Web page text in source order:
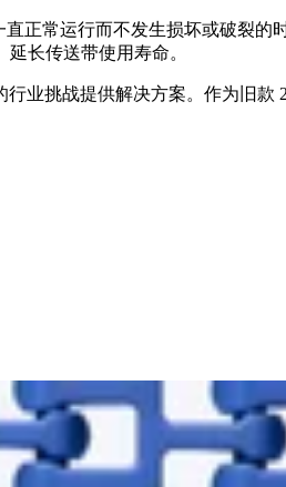
正常运行而不发生损坏或破裂的
长传送带使用寿命。
业挑战提供解决方案。作为旧款